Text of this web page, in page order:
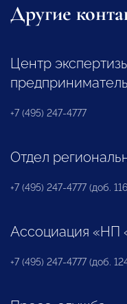
Другие
Центр
+7 (495) 247-4777
Отдел
+7 (495) 247-4777 (доб.
Ассоциация
+7 (495) 247-4777 (доб.